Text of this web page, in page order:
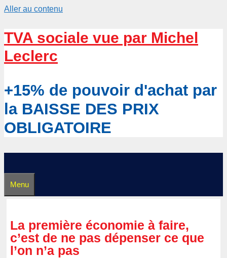
Aller au contenu
TVA sociale vue par Michel
Leclerc
+15% de pouvoir d'achat par
la BAISSE DES PRIX
OBLIGATOIRE
Menu
La première économie à faire,
c’est de ne pas dépenser ce que
l’on n’a pas